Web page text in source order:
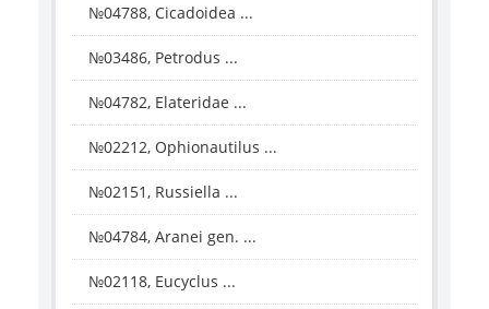
№04788, Cicadoidea ...
№03486, Petrodus ...
№04782, Elateridae ...
№02212, Ophionautilus ...
№02151, Russiella ...
№04784, Aranei gen. ...
№02118, Eucyclus ...